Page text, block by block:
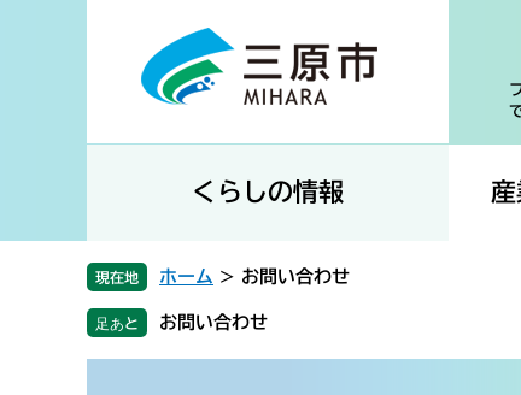
。
て
くらしの情報
現在地 ホーム > お問い合わせ
お問い合わせ